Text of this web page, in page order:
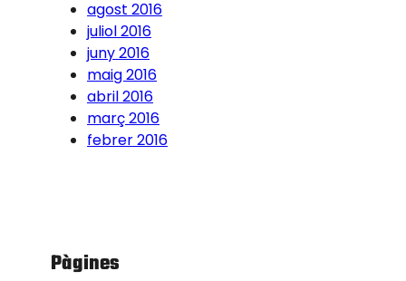
agost 2016
juliol 2016
juny 2016
maig 2016
abril 2016
març 2016
febrer 2016
Pàgines